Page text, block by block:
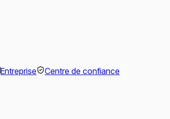
Entreprise Centre de confiance